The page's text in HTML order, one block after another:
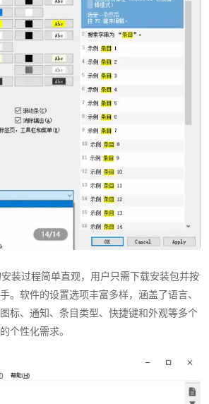
装过程简单直观，用户只需下载安装包并按
。软件的设置选项丰富多样，涵盖了语言、
标、通知、条目类型、快捷键和外观等多个
个性化需求。